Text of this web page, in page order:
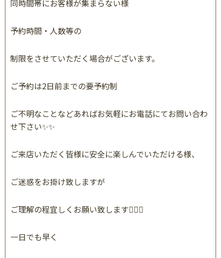
同時間帯にお客様が集まらない様
予約時間・人数等の
制限をさせていただく場合がございます。
ご予約は2日前までの要予約制
ご不明なことなどあればお気軽にお電話にてお問い合わ
せ下さい✨✨
ご来店いただく皆様に安全に楽しんでいただける様、
ご迷惑をお掛け致しますが
ご理解の程宜しくお願い致します🙇🏻‍♀️
一日でも早く